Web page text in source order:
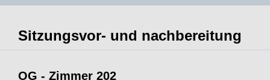
Sitzungsvor- und nachbereitung
OG - Zimmer 202